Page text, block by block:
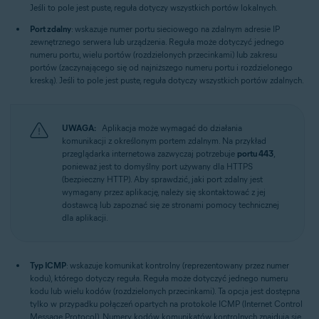
Jeśli to pole jest puste, reguła dotyczy wszystkich portów lokalnych.
Port zdalny: wskazuje numer portu sieciowego na zdalnym adresie IP
zewnętrznego serwera lub urządzenia. Reguła może dotyczyć jednego
numeru portu, wielu portów (rozdzielonych przecinkami) lub zakresu
portów (zaczynającego się od najniższego numeru portu i rozdzielonego
kreską). Jeśli to pole jest puste, reguła dotyczy wszystkich portów zdalnych.
UWAGA:
Aplikacja może wymagać do działania
komunikacji z określonym portem zdalnym. Na przykład
przeglądarka internetowa zazwyczaj potrzebuje portu 443
ponieważ jest to domyślny port używany dla HTTPS
(bezpieczny HTTP). Aby sprawdzić, jaki port zdalny jest
wymagany przez aplikację, należy się skontaktować z jej
dostawcą lub zapoznać się ze stronami pomocy technicznej
dla aplikacji.
Typ ICMP: wskazuje komunikat kontrolny (reprezentowany przez numer
kodu), którego dotyczy reguła. Reguła może dotyczyć jednego numeru
kodu lub wielu kodów (rozdzielonych przecinkami). Ta opcja jest dostępna
tylko w przypadku połączeń opartych na protokole ICMP (Internet Control
Message Protocol). Numery kodów komunikatów kontrolnych znajdują się